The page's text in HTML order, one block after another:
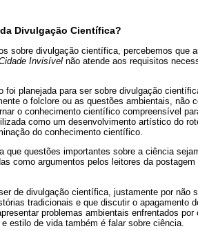
Divulgação Científica?
sobre divulgação científica, percebemos que
Invisível não atende aos requisitos
foi planejada para ser sobre divulgação
o folclore ou as questões ambientais, não
o conhecimento científico compreensível
como um desenvolvimento artístico do
do conhecimento científico.
que questões importantes sobre a ciência
como argumentos pelos leitores da
de divulgação científica, justamente por não
tradicionais e que discutir o apagamento
problemas ambientais enfrentados
estilo de vida também é falar sobre ciência.